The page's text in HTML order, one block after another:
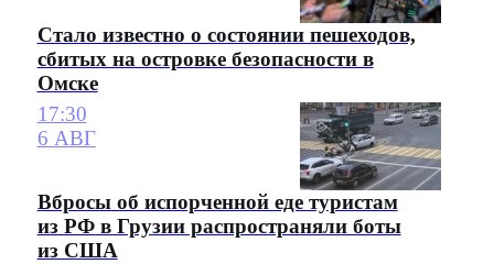
Стало известно о состоянии пешеходов,
сбитых на островке безопасности в
Омске
17:30
6 АВГ
Вбросы об испорченной еде туристам
из РФ в Грузии распространяли боты
из США